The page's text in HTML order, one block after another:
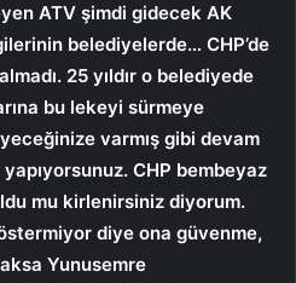
ATV şimdi gidecek AK
belediyelerde… CHP’de
25 yıldır o belediyede
bu lekeyi sürmeye
varmış gibi devam
CHP bembeyaz
mu kirlenirsiniz diyorum.
diye ona güvenme,
Yunusemre